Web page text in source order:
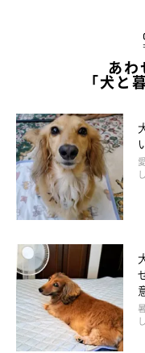
成犬になると中
型犬
あわ
「犬と